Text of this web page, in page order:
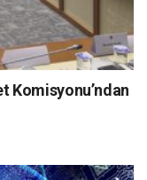
Komisyonu’ndan